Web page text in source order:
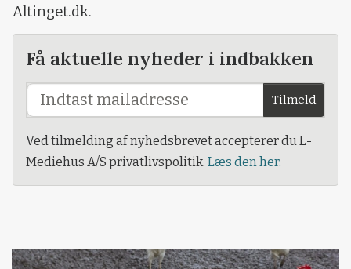
Altinget.dk.
Få aktuelle nyheder i indbakken
Tilmeld
Ved tilmelding af nyhedsbrevet accepterer du L-
Mediehus A/S privatlivspolitik. Læs den her.